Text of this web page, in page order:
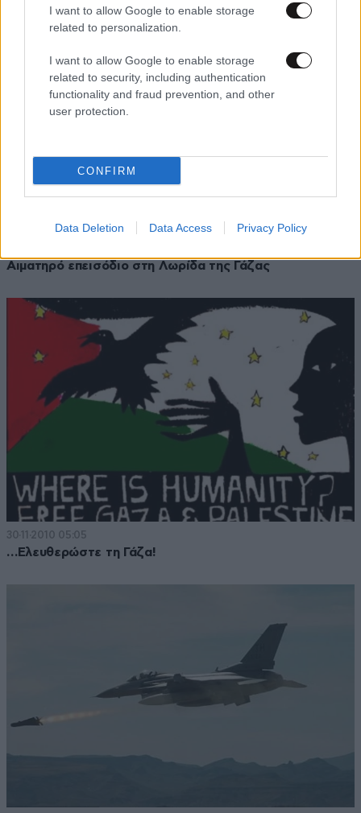
I want to allow Google to enable storage
related to personalization.
I want to allow Google to enable storage
related to security, including authentication
functionality and fraud prevention, and other
user protection.
CONFIRM
Data Deletion Data Access Privacy Policy
22·12·2010 14:10
Αιματηρό επεισόδιο στη Λωρίδα της Γάζας
30·11·2010 05:05
…Ελευθερώστε τη Γάζα!